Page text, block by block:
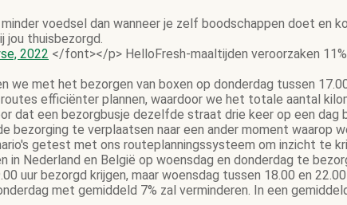
voedsel dan wanneer je zelf boodschappen doet en
jou thuisbezorgd.
2022 </font></p> HelloFresh-maaltijden veroorzaken
we met het bezorgen van boxen op donderdag tussen
efficiënter plannen, waardoor we het totale aantal
dat een bezorgbusje dezelfde straat drie keer op een dag
bezorging te verplaatsen naar een ander moment waarop
getest met ons routeplanningssysteem om inzicht te
in Nederland en België op woensdag en donderdag te
uur bezorgd krijgen, maar woensdag tussen 18.00 en
met gemiddeld 7% zal verminderen. In een